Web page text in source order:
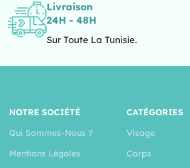
Livraison
24H - 48H
Sur Toute La Tunisie.
NOTRE SOCIÉTÉ
Qui Sommes-Nous ?
Mentions Légales
CATÉGORIES
Visage
Corps